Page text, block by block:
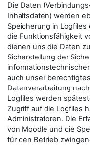
Die Daten
Inhaltsdaten) werden
Speicherung in Logfiles
die Funktionsfähigkeit
dienen uns die Daten
Sicherstellung der
auch unser
Datenverarbeitung
Logfiles werden
Zugriff auf die Logfiles
Administratoren. Die
von Moodle und die
für den Betrieb